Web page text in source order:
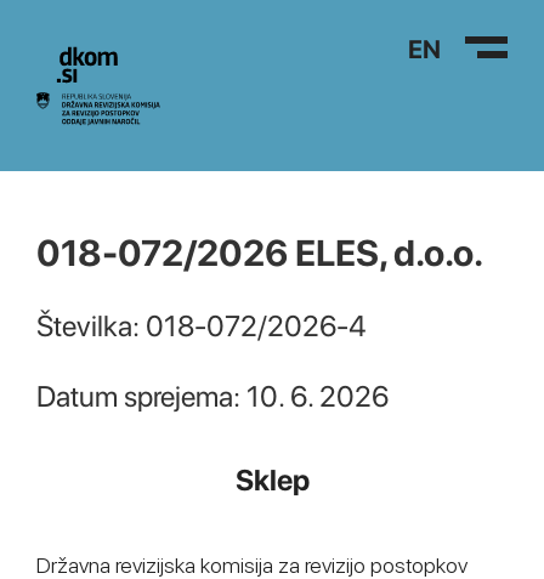
Na vsebino EN
018-072/2026 ELES, d.o.o.
Številka: 018-072/2026-4
Datum sprejema: 10. 6. 2026
Sklep
Državna revizijska komisija za revizijo postopkov